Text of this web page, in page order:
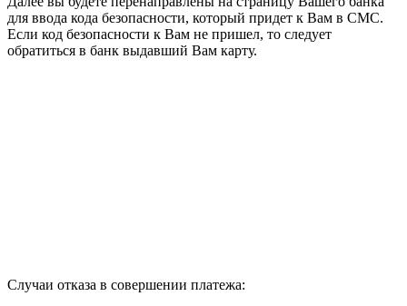
для ввода кода безопасности, который придет к Вам в СМС.
Если код безопасности к Вам не пришел, то следует
обратиться в банк выдавший Вам карту.
Случаи отказа в совершении платежа: